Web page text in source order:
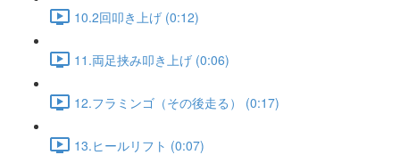
10.2回叩き上げ (0:12)
11.両足挟み叩き上げ (0:06)
12.フラミンゴ（その後走る） (0:17)
13.ヒールリフト (0:07)